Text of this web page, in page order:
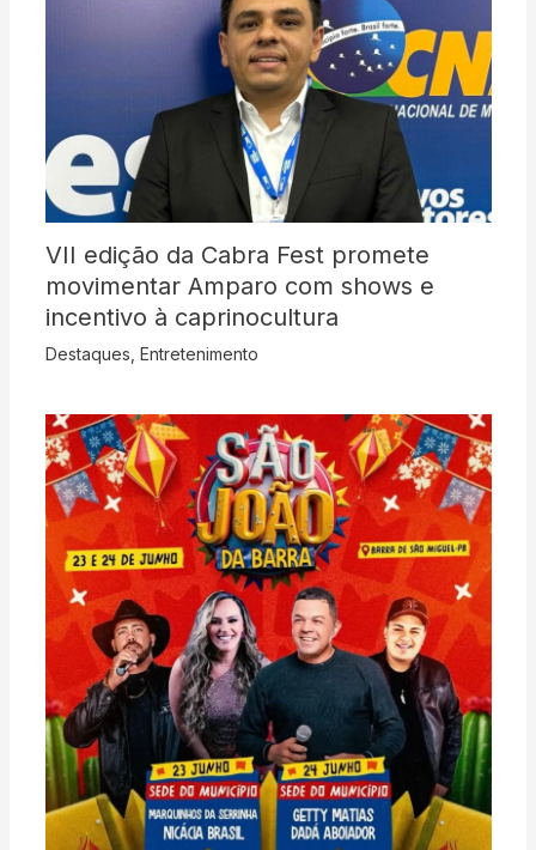
VII edição da Cabra Fest promete
movimentar Amparo com shows e
incentivo à caprinocultura
Destaques Entretenimento